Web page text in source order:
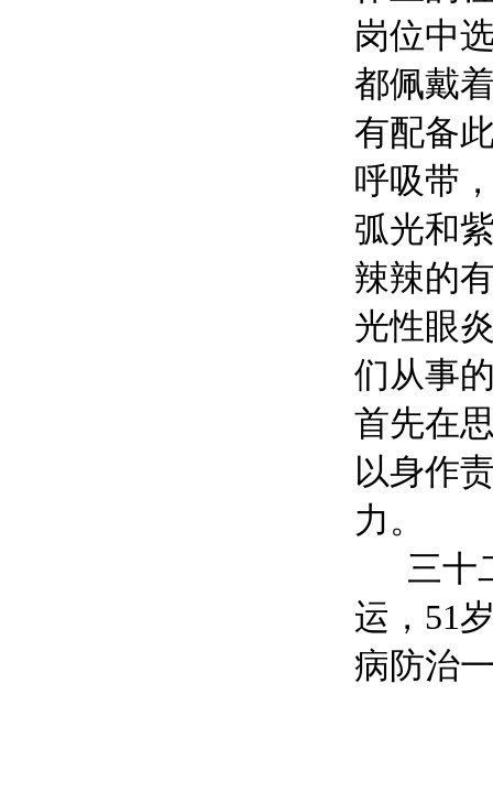
岗位中
都佩戴
有配备
呼吸带
弧光和
辣辣的
光性眼
们从事
首先在
以身作
力。
三十
运，51
病防治